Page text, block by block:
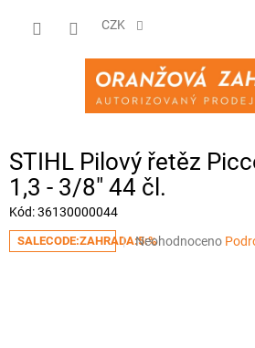
CZK
STIHL Pilový řetěz
1,3 - 3/8" 44 čl.
Kód:36130000044
SALECODE:ZAHRADA:5:%Průměrné
Neohodnoceno